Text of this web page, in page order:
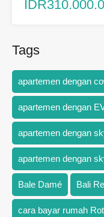
Tags
apartemen dengan
apartemen dengan
apartemen dengan
apartemen dengan
Bale Damé Bali
cara bayar rumah